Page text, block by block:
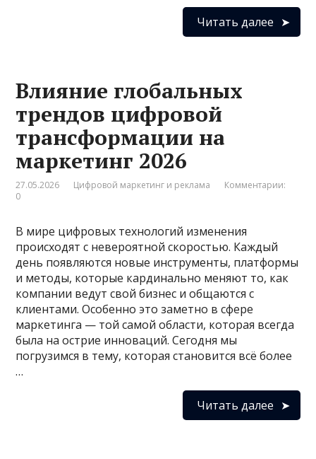
Читать далее
Влияние глобальных
трендов цифровой
трансформации на
маркетинг 2026
27.05.2026 Цифровой маркетинг и реклама
Комментарии:
0
В мире цифровых технологий изменения
происходят с невероятной скоростью. Каждый
день появляются новые инструменты, платформы
и методы, которые кардинально меняют то, как
компании ведут свой бизнес и общаются с
клиентами. Особенно это заметно в сфере
маркетинга — той самой области, которая всегда
была на острие инноваций. Сегодня мы
погрузимся в тему, которая становится всё более
…
Читать далее